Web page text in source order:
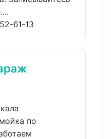
61-13
по